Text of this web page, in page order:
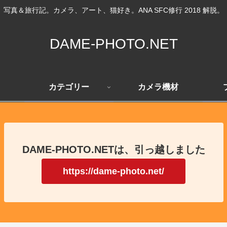
写真＆旅行記。カメラ、アート、猫好き。ANA SFC修行 2018 解脱。
DAME-PHOTO.NET
カテゴリー カメラ機材
DAME-PHOTO.NETは、引っ越しました
https://dame-photo.net/